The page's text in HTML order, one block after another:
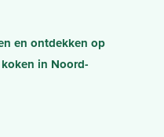
en ontdekken op
in Noord-